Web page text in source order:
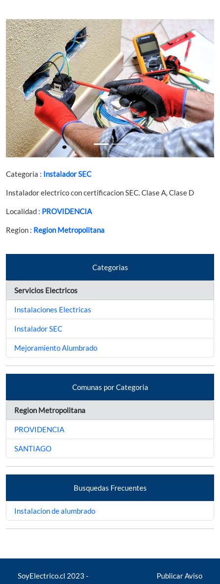
Previous Next
Categoria : Instalador SEC
Instalador electrico con certificacion SEC. Clase A, Clase D
Localidad : PROVIDENCIA
Region : Region Metropolitana
Categorias
Servicios Electricos
Instalaciones Electricas
Instalador SEC
Mejoramiento Alumbrado
Comunas por Categoria
Region Metropolitana
PROVIDENCIA
SANTIAGO
Busquedas Frecuentes
Instalacion de alumbrado
SoyElectrico.cl 2023 -
Publicar Aviso